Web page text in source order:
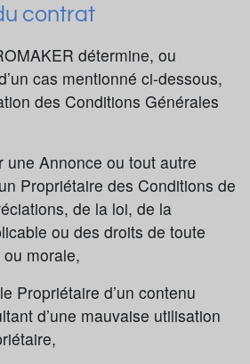
contrat
détermine, ou
cas mentionné ci-dessous,
des Conditions Générales
une Annonce ou tout autre
Propriétaire des Conditions de
de la loi, de la
ou des droits de toute
morale,
Propriétaire d’un contenu
d’une mauvaise utilisation